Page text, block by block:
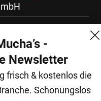
-
Newsletter
frisch & kostenlos die
Schonungslos